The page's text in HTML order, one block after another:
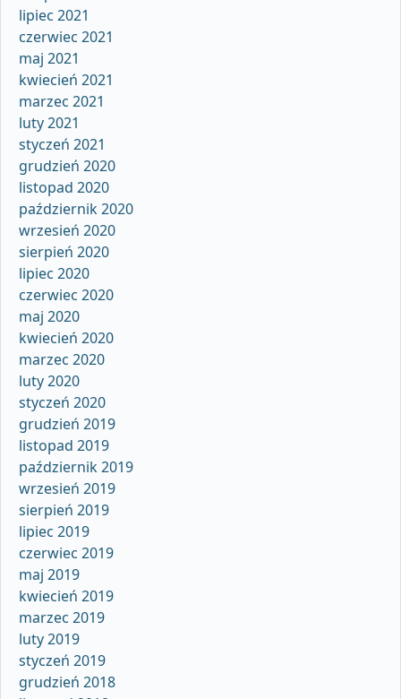
lipiec 2021
czerwiec 2021
maj 2021
kwiecień 2021
marzec 2021
luty 2021
styczeń 2021
grudzień 2020
listopad 2020
październik 2020
wrzesień 2020
sierpień 2020
lipiec 2020
czerwiec 2020
maj 2020
kwiecień 2020
marzec 2020
luty 2020
styczeń 2020
grudzień 2019
listopad 2019
październik 2019
wrzesień 2019
sierpień 2019
lipiec 2019
czerwiec 2019
maj 2019
kwiecień 2019
marzec 2019
luty 2019
styczeń 2019
grudzień 2018